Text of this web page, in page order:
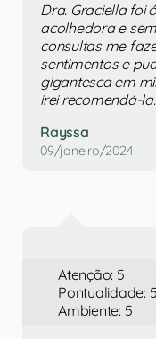
Dra. Graciella foi
acolhedora e
consultas me
sentimentos e
gigantesca em
irei recomendá-la.
Rayssa
09/janeiro/2024
Atenção: 5
Pontualidade: 5
Ambiente: 5